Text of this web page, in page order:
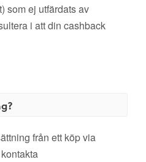
som ej utfärdats av
i att din cashback
från ett köp via